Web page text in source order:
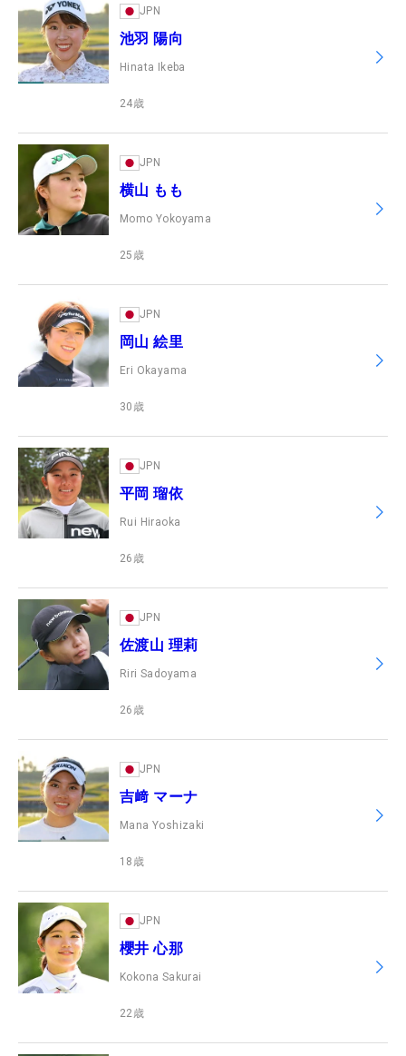
JPN
池羽 陽向
Hinata Ikeba
24歳
JPN
横山 もも
Momo Yokoyama
25 歳
JPN
岡山 絵里
Eri Okayama
30 歳
JPN
平岡 瑠依
Rui Hiraoka
26 歳
JPN
佐渡山 理莉
Riri Sadoyama
26 歳
JPN
吉﨑 マーナ
Mana Yoshizaki
18 歳
JPN
櫻井 心那
Kokona Sakurai
22歳